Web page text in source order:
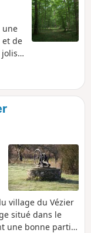
une
et de
village du Vézier
situé dans le
une bonne partie